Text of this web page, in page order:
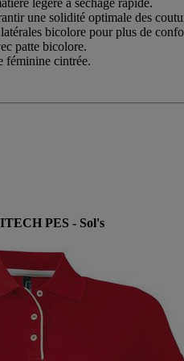
une solidité optimale des
bicolore pour plus de
patte bicolore.
féminine cintrée.
PES - Sol's